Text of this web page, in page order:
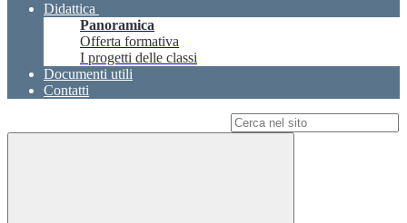
Didattica
Panoramica
Offerta formativa
I progetti delle classi
Documenti utili
Contatti